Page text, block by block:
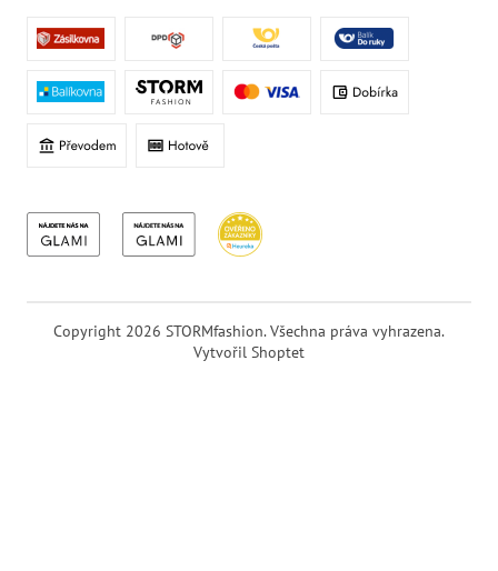
Vytvořil Shoptet
Copyright 2026 STORMfashion. Všechna práva vyhrazena.